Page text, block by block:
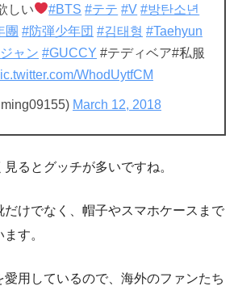
しい
#BTS #テテ #V #방탄소년
團 #防弾少年団 #김태형 #Taehyun
ャン #GUCCY #テディベア#私服
WhodUytfCM
March 12, 2018
るとグッチが多いですね。
だけでなく、帽子やスマホケースまで
す。
用しているので、海外のファンたち